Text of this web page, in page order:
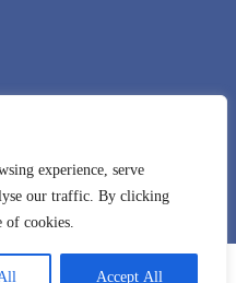
experience, serve
our traffic. By clicking
of cookies.
Accept All